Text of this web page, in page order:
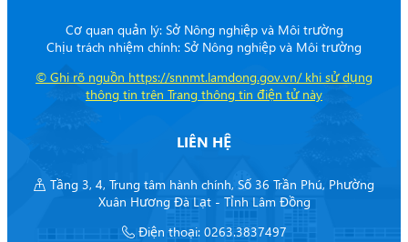
Cơ quan quản lý: Sở Nông nghiệp và Môi trường
Chịu trách nhiệm chính: Sở Nông nghiệp và Môi trường
© Ghi rõ nguồn https://snnmt.lamdong.gov.vn/ khi sử dụng
thông tin trên Trang thông tin điện tử này
LIÊN HỆ
Tầng 3, 4, Trung tâm hành chính, Số 36 Trần Phú, Phường
Xuân Hương Đà Lạt - Tỉnh Lâm Đồng
Điện thoại: 0263.3837497